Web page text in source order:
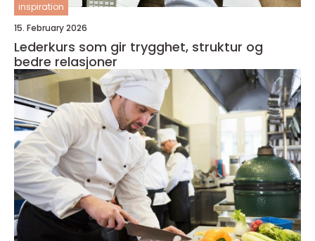
inspiration
15. February 2026
Lederkurs som gir trygghet, struktur og
bedre relasjoner